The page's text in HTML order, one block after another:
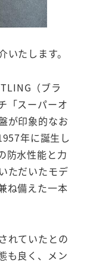
たします。
（ブラ
「スーパーオ
が印象的なお
年に誕生し
防水性能と力
ただいたモデ
ね備えた一本
れていたとの
も良く、メン